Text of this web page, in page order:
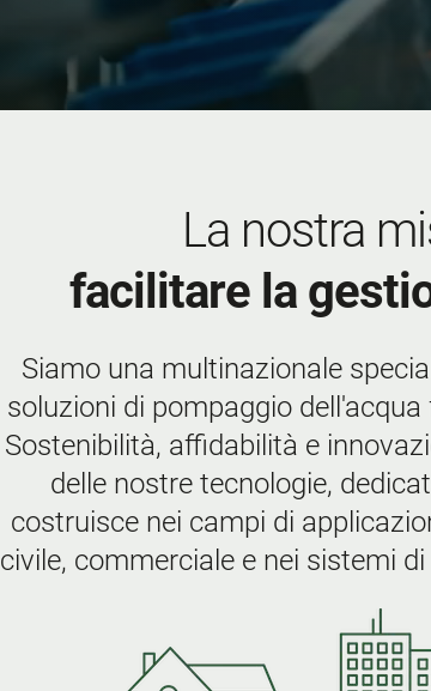
La nostra
facilitare la
Siamo una multinazionale
soluzioni di pompaggio
Sostenibilità, affidabilità e
delle nostre tecnologie,
costruisce nei campi di
civile, commerciale e nei sistemi